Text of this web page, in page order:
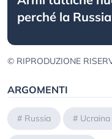
perché la
© RIPRODUZIONE
ARGOMENTI
# Russia # Ucraina